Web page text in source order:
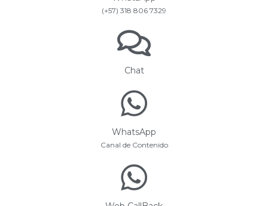
(+57) 318 806 7329
Chat
WhatsApp
Canal de Contenido